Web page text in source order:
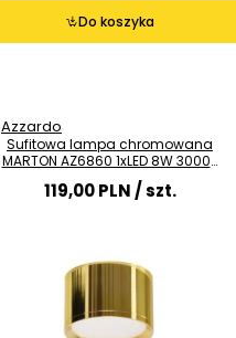
Do koszyka
Azzardo
Sufitowa lampa chromowana
MARTON AZ6860 1xLED 8W 3000K
IP44 do łazienki
119,00 PLN/ szt.